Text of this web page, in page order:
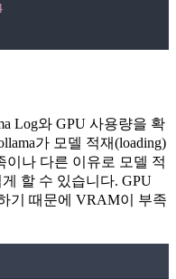
Log와 GPU 사용량을 확
가 모델 적재(loading)
나 다른 이유로 모델 적
할 수 있습니다. GPU
기 때문에 VRAM이 부족